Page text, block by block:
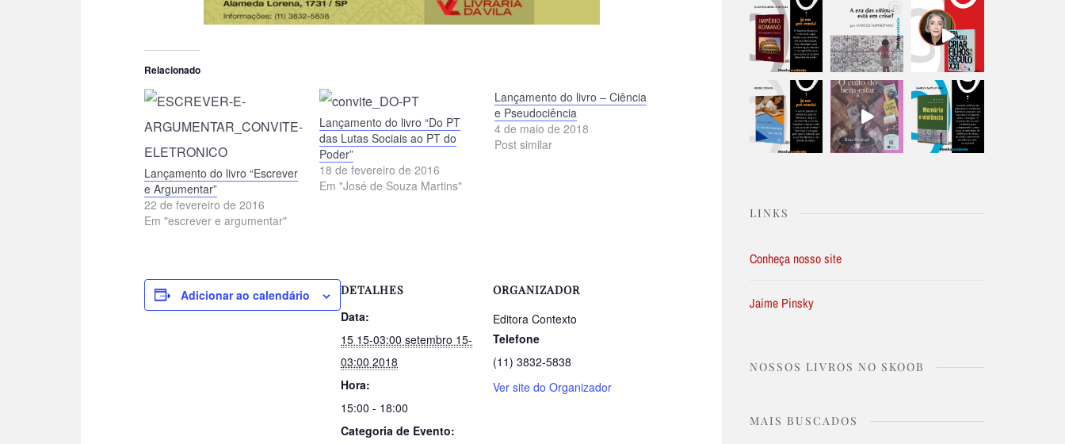
Relacionado
Lançamento do livro “Escrever
e Argumentar”
22 de fevereiro de 2016
Em "escrever e argumentar"
Lançamento do livro “Do PT
das Lutas Sociais ao PT do
Poder”
18 de fevereiro de 2016
Em "José de Souza Martins"
Lançamento do livro – Ciência
e Pseudociência
4 de maio de 2018
Post similar
Adicionar ao calendário DETALHES
Data:
15 15-03:00 setembro 15-
03:00 2018
Hora:
15:00 - 18:00
Categoria de Evento:
ORGANIZADOR
Editora Contexto
Telefone
(11) 3832-5838
Ver site do Organizador
LINKS
Conheça nosso site
Jaime Pinsky
NOSSOS LIVROS NO SKOOB
MAIS BUSCADOS